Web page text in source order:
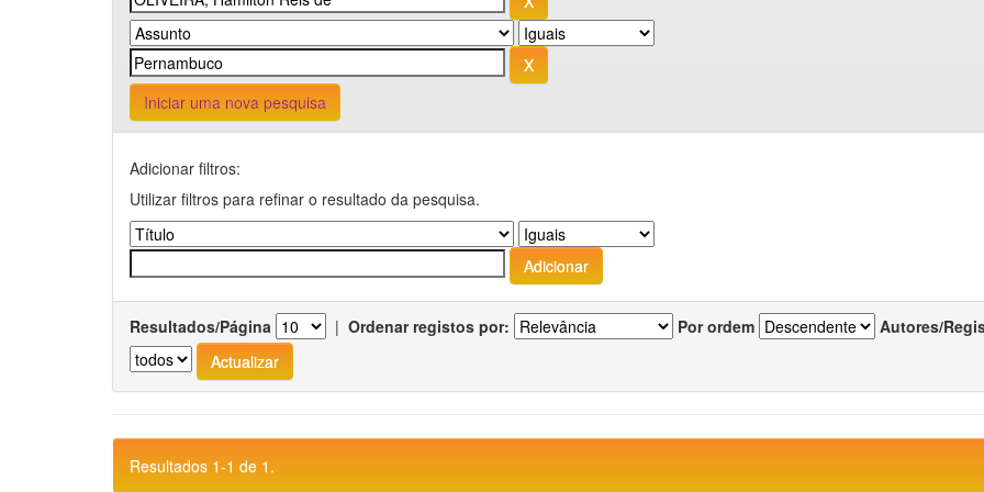
Iniciar uma nova pesquisa
Adicionar filtros:
Utilizar filtros para refinar o resultado da pesquisa.
Resultados/Página | Ordenar registos por: Por ordem Autores/
Resultados 1-1 de 1.